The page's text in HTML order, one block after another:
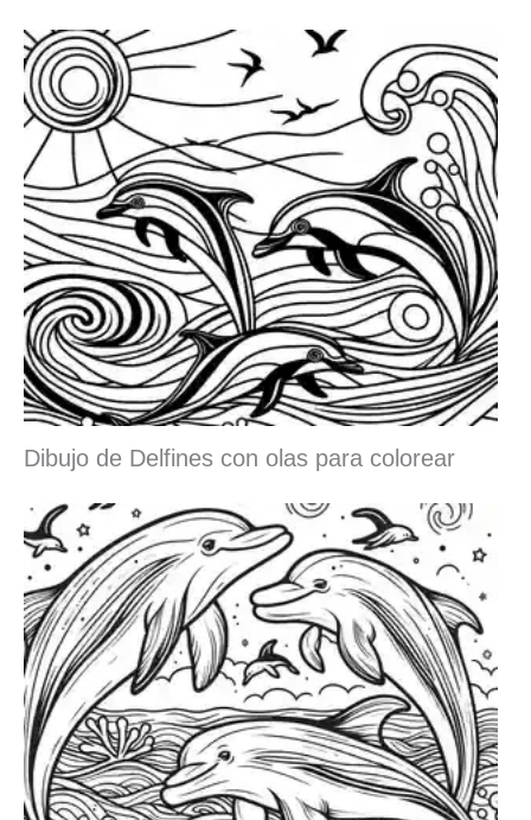
Dibujo de Delfines con olas para colorear